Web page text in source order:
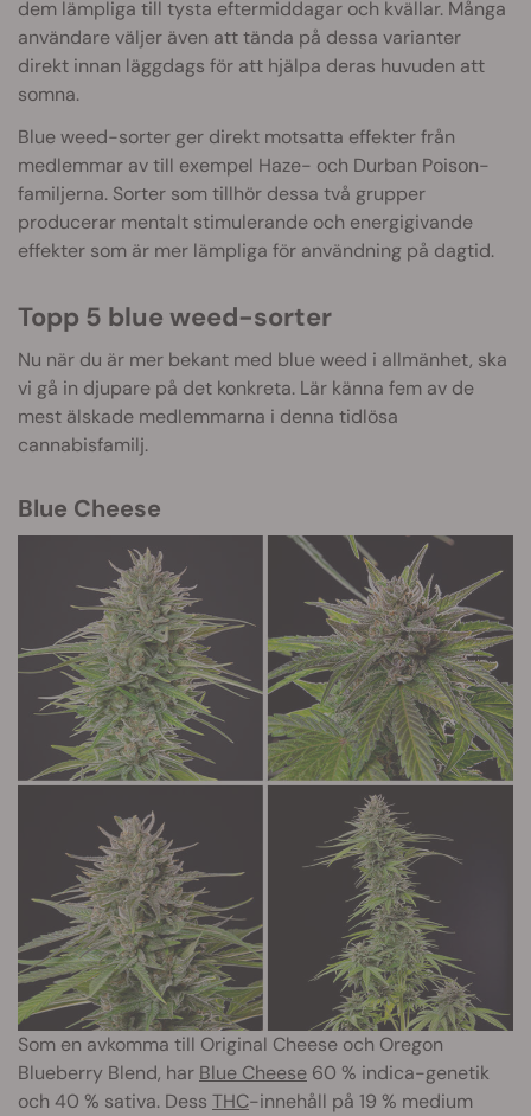
dem lämpliga till tysta eftermiddagar och kvällar. Många
användare väljer även att tända på dessa varianter
direkt innan läggdags för att hjälpa deras huvuden att
somna.
Blue weed-sorter ger direkt motsatta effekter från
medlemmar av till exempel Haze- och Durban Poison-
familjerna. Sorter som tillhör dessa två grupper
producerar mentalt stimulerande och energigivande
effekter som är mer lämpliga för användning på dagtid.
Topp 5 blue weed-sorter
Nu när du är mer bekant med blue weed i allmänhet, ska
vi gå in djupare på det konkreta. Lär känna fem av de
mest älskade medlemmarna i denna tidlösa
cannabisfamilj.
Blue Cheese
Som en avkomma till Original Cheese och Oregon
Blueberry Blend, har Blue Cheese 60 % indica-genetik
och 40 % sativa. Dess THC-innehåll på 19 % medium